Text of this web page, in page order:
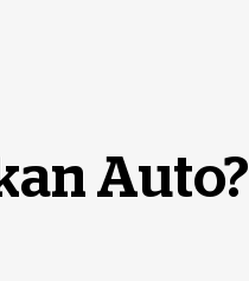
Auto?